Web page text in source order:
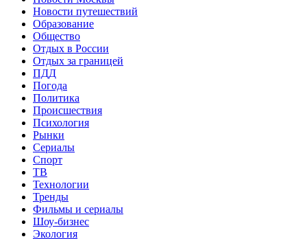
Новости путешествий
Образование
Общество
Отдых в России
Отдых за границей
ПДД
Погода
Политика
Происшествия
Психология
Рынки
Сериалы
Спорт
ТВ
Технологии
Тренды
Фильмы и сериалы
Шоу-бизнес
Экология